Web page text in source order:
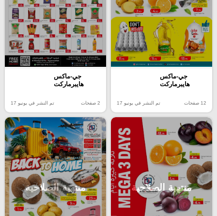
جي-ماكس
هايبرماركت
12 صفحات تم النشر في يونيو 17
جي-ماكس
هايبرماركت
2 صفحات تم النشر في يونيو 17
منتهية الصلاحية منتهية الصلاحية